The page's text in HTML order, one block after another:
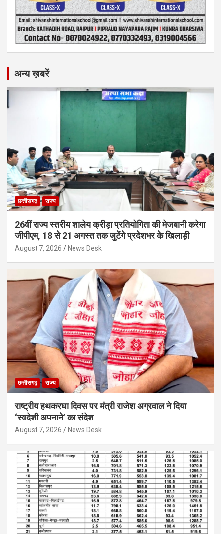
अन्य ख़बरें
छत्तीसगढ़ राज्य
26वीं राज्य स्तरीय शालेय क्रीड़ा प्रतियोगिता की मेजबानी करेगा
जीपीएम, 18 से 21 अगस्त तक जुटेंगे प्रदेशभर के खिलाड़ी
August 7, 2026 News Desk
छत्तीसगढ़ राज्य
राष्ट्रीय हथकरघा दिवस पर मंत्री राजेश अग्रवाल ने दिया
‘स्वदेशी अपनाने’ का संदेश
August 7, 2026 News Desk